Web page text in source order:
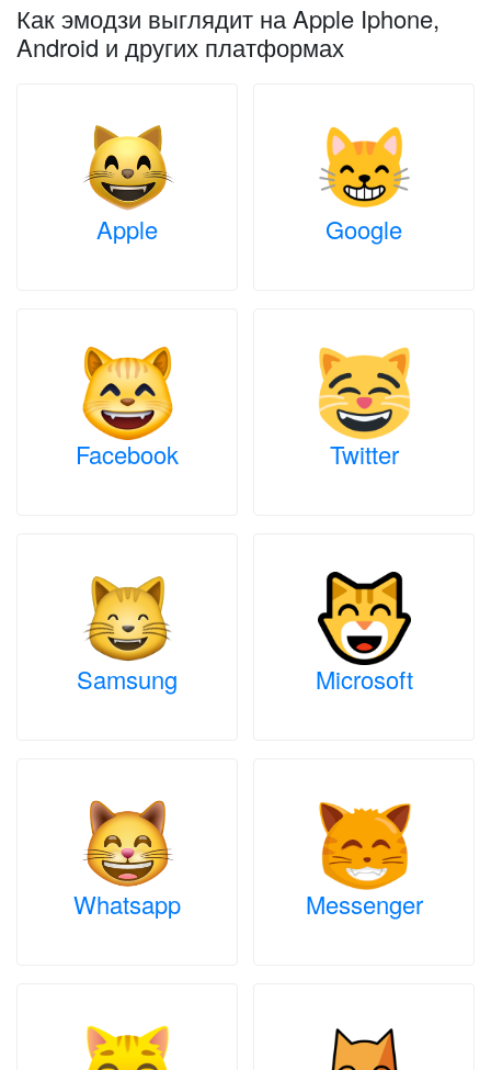
Как эмодзи выглядит на Apple Iphone,
Android и других платформах
Apple Google
Facebook Twitter
Samsung Microsoft
Whatsapp Messenger